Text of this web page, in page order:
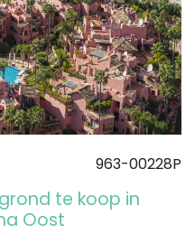
963-00228P
te koop in
Oost